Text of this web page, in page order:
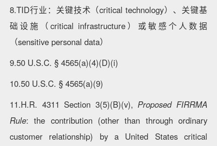
8.TID行业：关键技术（critical technology）、关键基
础设施（critical infrastructure）或敏感个人数据
（sensitive personal data）
9.50 U.S.C. § 4565(a)(4)(D)(i)
10.50 U.S.C. § 4565(a)(9)
11.H.R. 4311 Section 3(5)(B)(v),Proposed FIRRMA
Rule: the contribution (other than through ordinary
customer relationship) by a United States critical